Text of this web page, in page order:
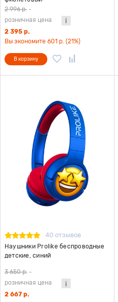
2 996 р. -
розничная цена
2 395 р.
Вы экономите 601 р. (21%)
В корзину
40 отзывов
Наушники Prolike беспроводные
детские, синий
3 650 р. -
розничная цена
2 667 р.